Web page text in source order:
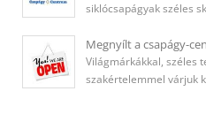
siklócsapágyak széles
Megnyílt a csapágy-
Világmárkákkal, széles
szakértelemmel várjuk